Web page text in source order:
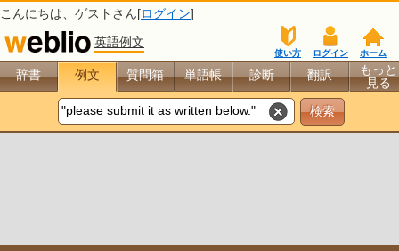
こんにちは、 ゲスト さん[ログイン]
英語例文
ホーム
ログイン
使い方
辞書 例文 質問箱 単語帳 診断 翻訳
もっと
見る